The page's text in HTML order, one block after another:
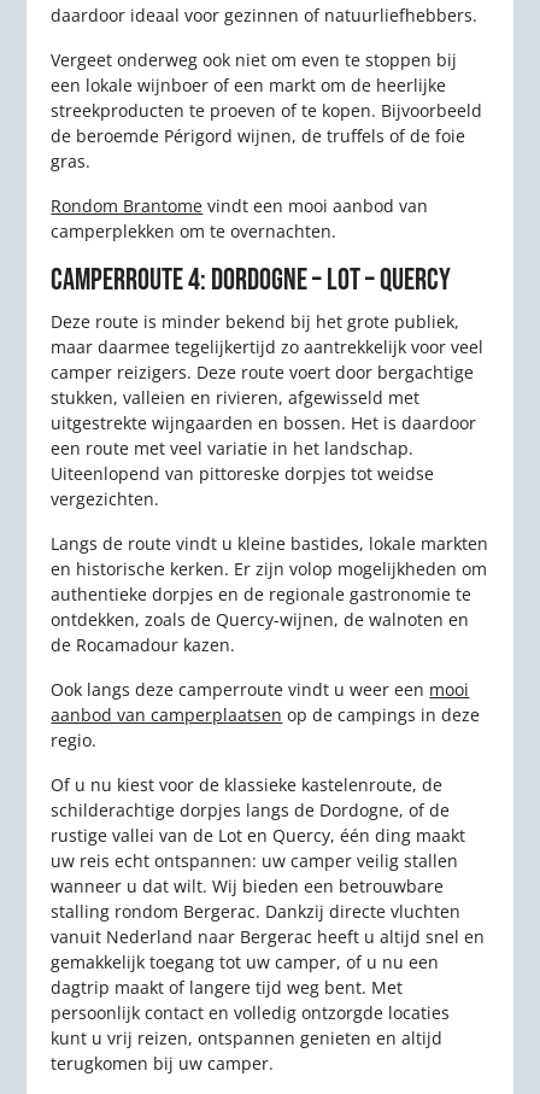
daardoor ideaal voor gezinnen of natuurliefhebbers.
Vergeet onderweg ook niet om even te stoppen bij
een lokale wijnboer of een markt om de heerlijke
streekproducten te proeven of te kopen. Bijvoorbeeld
de beroemde Périgord wijnen, de truffels of de foie
gras.
Rondom Brantome vindt een mooi aanbod van
camperplekken om te overnachten.
CAMPERROUTE 4: DORDOGNE – LOT – QUERCY
Deze route is minder bekend bij het grote publiek,
maar daarmee tegelijkertijd zo aantrekkelijk voor veel
camper reizigers. Deze route voert door bergachtige
stukken, valleien en rivieren, afgewisseld met
uitgestrekte wijngaarden en bossen. Het is daardoor
een route met veel variatie in het landschap.
Uiteenlopend van pittoreske dorpjes tot weidse
vergezichten.
Langs de route vindt u kleine bastides, lokale markten
en historische kerken. Er zijn volop mogelijkheden om
authentieke dorpjes en de regionale gastronomie te
ontdekken, zoals de Quercy-wijnen, de walnoten en
de Rocamadour kazen.
Ook langs deze camperroute vindt u weer een mooi
aanbod van camperplaatsen op de campings in deze
regio.
Of u nu kiest voor de klassieke kastelenroute, de
schilderachtige dorpjes langs de Dordogne, of de
rustige vallei van de Lot en Quercy, één ding maakt
uw reis echt ontspannen: uw camper veilig stallen
wanneer u dat wilt. Wij bieden een betrouwbare
stalling rondom Bergerac. Dankzij directe vluchten
vanuit Nederland naar Bergerac heeft u altijd snel en
gemakkelijk toegang tot uw camper, of u nu een
dagtrip maakt of langere tijd weg bent. Met
persoonlijk contact en volledig ontzorgde locaties
kunt u vrij reizen, ontspannen genieten en altijd
terugkomen bij uw camper.